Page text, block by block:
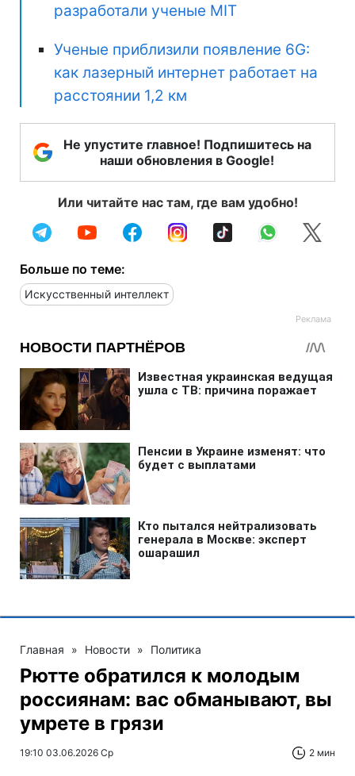
разработали ученые MIT
Ученые приблизили появление 6G:
как лазерный интернет работает на
расстоянии 1,2 км
Не упустите главное! Подпишитесь на
наши обновления в Google!
Или читайте нас там, где вам удобно!
Больше по теме:
Искусственный интеллект
Главная » Новости » Политика
Рютте обратился к молодым
россиянам: вас обманывают, вы
умрете в грязи
19:10 03.06.2026 Ср 2 мин